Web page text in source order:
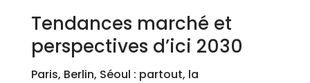
Tendances marché et
perspectives d’ici 2030
Paris, Berlin, Séoul : partout, la